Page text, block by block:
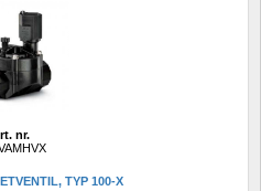
nr.
TYP 100-X